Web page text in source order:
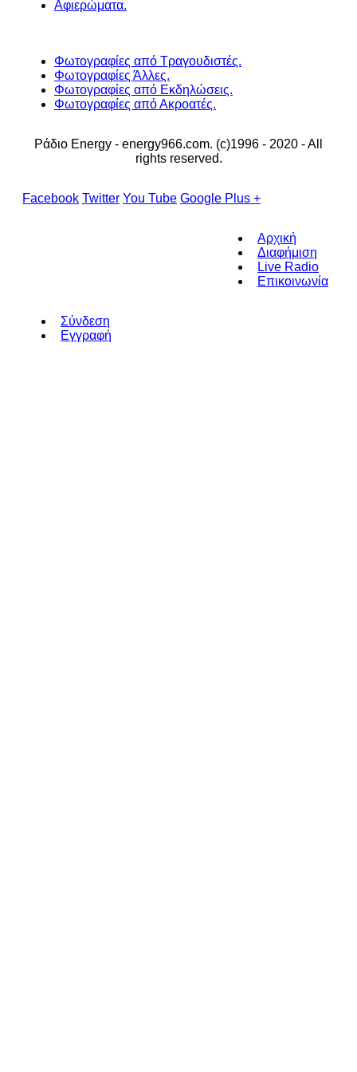
Αφιερώματα.
Φωτογραφίες από Τραγουδιστές.
Φωτογραφίες Άλλες.
Φωτογραφίες από Εκδηλώσεις.
Φωτογραφίες από Ακροατές.
Ράδιο Energy - energy966.com. (c)1996 - 2020 - All
rights reserved.
Facebook Twitter You Tube Google Plus +
Αρχική
Διαφήμιση
Live Radio
Επικοινωνία
Σύνδεση
Εγγραφή